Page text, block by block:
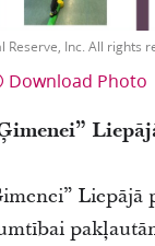
Inc. All rights
Download Photo
Liepājā